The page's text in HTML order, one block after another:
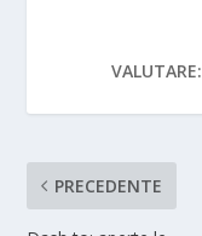
VALUTARE:
PRECEDENTE